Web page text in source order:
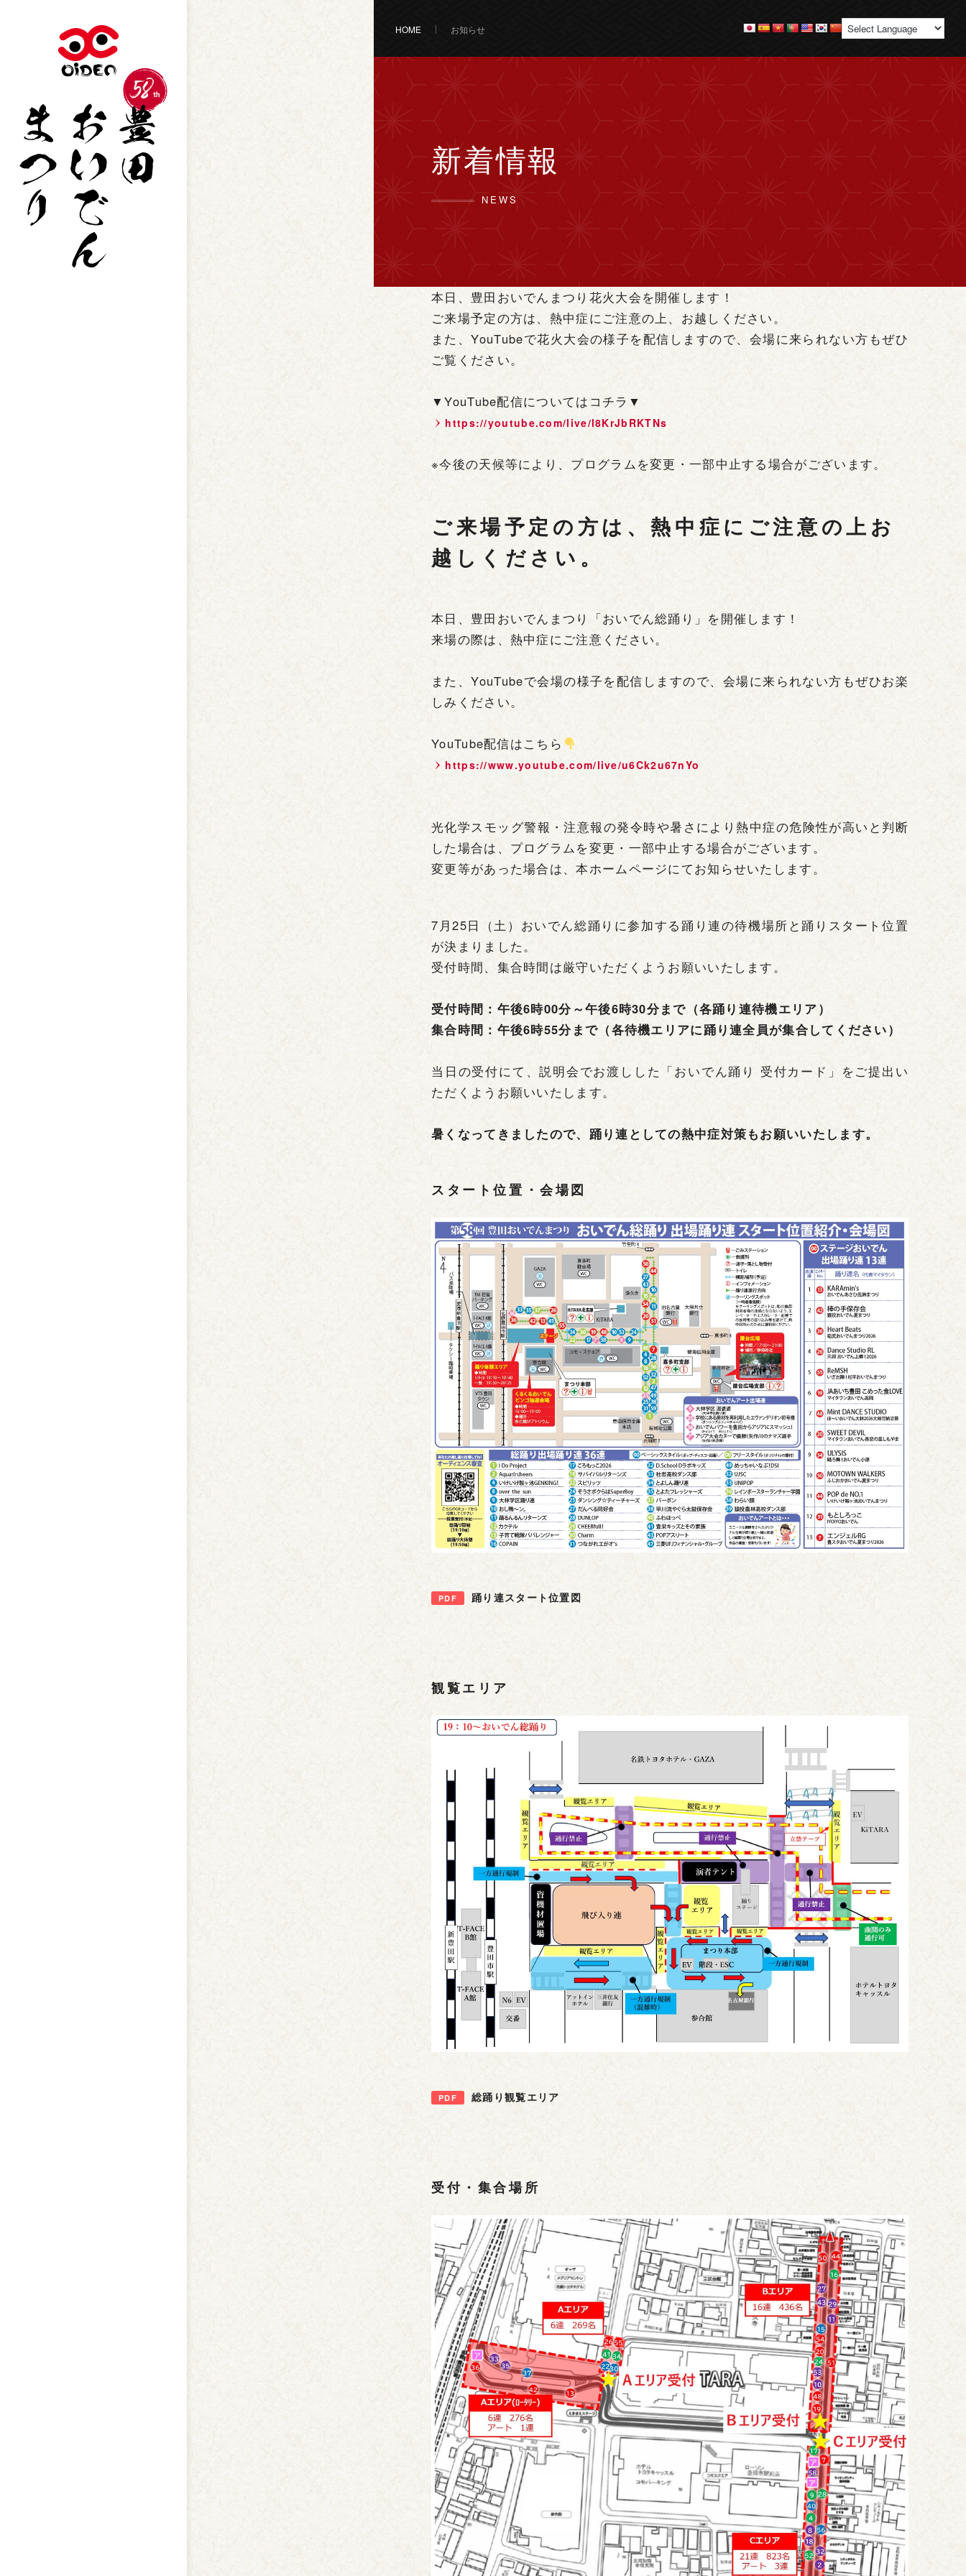
HOME お知らせ
新着情報
NEWS
本日、豊田おいでんまつり花火大会を開催します！
ご来場予定の方は、熱中症にご注意の上、お越しください。
また、YouTubeで花火大会の様子を配信しますので、会場に来られない方もぜひ
ご覧ください。
▼YouTube配信についてはコチラ▼
https://youtube.com/live/l8KrJbRKTNs
※今後の天候等により、プログラムを変更・一部中止する場合がございます。
ご来場予定の方は、熱中症にご注意の上お
越しください。
本日、豊田おいでんまつり「おいでん総踊り」を開催します！
来場の際は、熱中症にご注意ください。
また、YouTubeで会場の様子を配信しますので、会場に来られない方もぜひお楽
しみください。
YouTube配信はこちら
https://www.youtube.com/live/u6Ck2u67nYo
光化学スモッグ警報・注意報の発令時や暑さにより熱中症の危険性が高いと判断
した場合は、プログラムを変更・一部中止する場合がございます。
変更等があった場合は、本ホームページにてお知らせいたします。
7月25日（土）おいでん総踊りに参加する踊り連の待機場所と踊りスタート位置
が決まりました。
受付時間、集合時間は厳守いただくようお願いいたします。
受付時間：午後6時00分～午後6時30分まで（各踊り連待機エリア）
集合時間：午後6時55分まで（各待機エリアに踊り連全員が集合してください）
当日の受付にて、説明会でお渡しした「おいでん踊り 受付カード」をご提出い
ただくようお願いいたします。
暑くなってきましたので、踊り連としての熱中症対策もお願いいたします。
スタート位置・会場図
踊り連スタート位置図
観覧エリア
総踊り観覧エリア
受付・集合場所